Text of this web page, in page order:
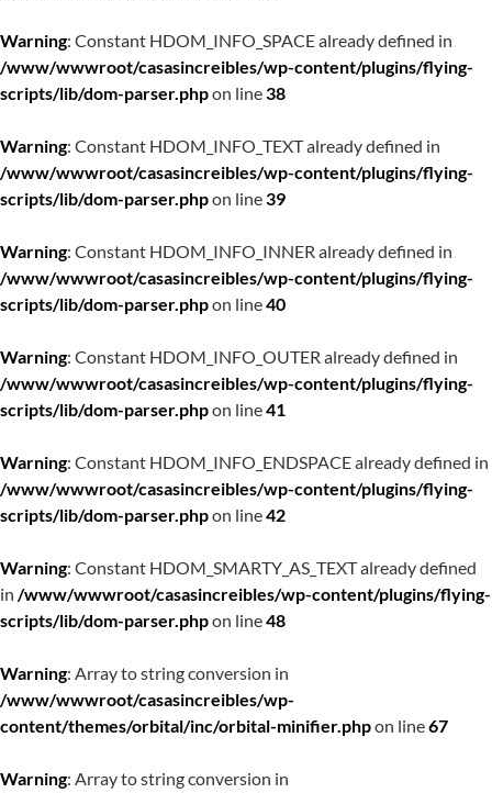
Warning: Constant HDOM_INFO_SPACE already defined in
/www/wwwroot/casasincreibles/wp-content/plugins/flying-
scripts/lib/dom-parser.phpon line38
Warning: Constant HDOM_INFO_TEXT already defined in
/www/wwwroot/casasincreibles/wp-content/plugins/flying-
scripts/lib/dom-parser.phpon line39
Warning: Constant HDOM_INFO_INNER already defined in
/www/wwwroot/casasincreibles/wp-content/plugins/flying-
scripts/lib/dom-parser.phpon line40
Warning: Constant HDOM_INFO_OUTER already defined in
/www/wwwroot/casasincreibles/wp-content/plugins/flying-
scripts/lib/dom-parser.phpon line41
Warning: Constant HDOM_INFO_ENDSPACE already defined in
/www/wwwroot/casasincreibles/wp-content/plugins/flying-
scripts/lib/dom-parser.phpon line42
Warning: Constant HDOM_SMARTY_AS_TEXT already defined
in /www/wwwroot/casasincreibles/wp-content/plugins/flying-
scripts/lib/dom-parser.phpon line48
Warning: Array to string conversion in
/www/wwwroot/casasincreibles/wp-
content/themes/orbital/inc/orbital-minifier.phpon line67
Warning: Array to string conversion in